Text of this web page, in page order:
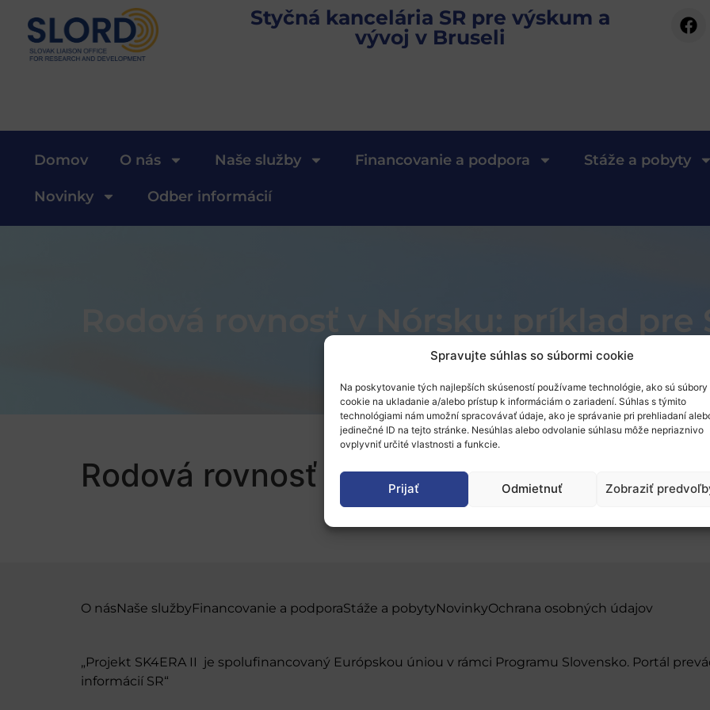
Spravujte súhlas so súbormi cookie
Na poskytovanie tých najlepších skúseností používame technológie, ako sú súbory
cookie na ukladanie a/alebo prístup k informáciám o zariadení. Súhlas s týmito
technológiami nám umožní spracovávať údaje, ako je správanie pri prehliadaní
jedinečné ID na tejto stránke. Nesúhlas alebo odvolanie súhlasu môže nepriaznivo
ovplyvniť určité vlastnosti a funkcie.
Prijať Odmietnuť Zobraziť
Styčná kancelária SR pre výskum a
vývoj v Bruseli
Domov O nás Naše služby Financovanie a podpora Stáže a pobyty
Novinky Odber informácií
Rodová rovnosť v Nórsku: príklad pre
Rodová rovnosť v Nórsku: príklad pre
O násNaše službyFinancovanie a podporaStáže a pobytyNovinkyOchrana osobných údajov
„Projekt SK4ERA II je spolufinancovaný Európskou úniou v rámci Programu Slovensko. Portál
informácií SR“